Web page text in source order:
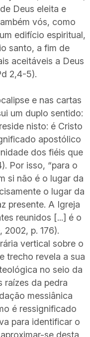
Deus eleita e
vós, como
edifício espiritual,
santo, a fim de
aceitáveis a Deus
2,4-5).
e nas cartas
um duplo sentido:
nisto: é Cristo
apostólico
dos fiéis que
Por isso, “para o
si não é o lugar da
o lugar da
presente. A Igreja
reunidos [...] é o
2002, p. 176).
vertical sobre o
trecho revela a sua
no seio da
raízes da pedra
messiânica
é ressignificado
para identificar o